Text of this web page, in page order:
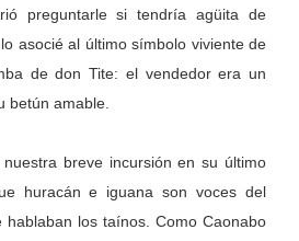
preguntarle si tendría agüita de
asocié al último símbolo viviente de
de don Tite: el vendedor era un
betún amable.
breve incursión en su último
huracán e iguana son voces del
hablaban los taínos. Como Caonabo